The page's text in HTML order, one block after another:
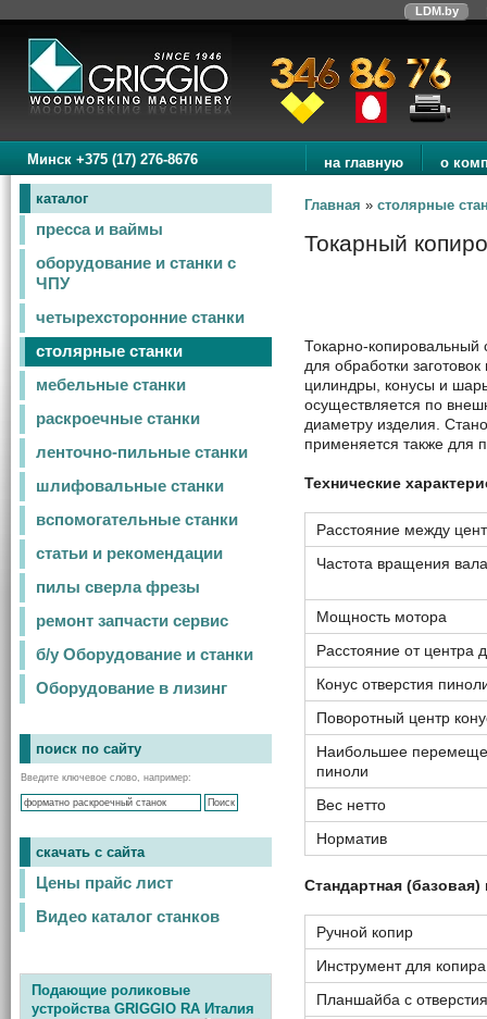
LDM.by
Минск +375 (17) 276-8676 на главную о
каталог
пресса и ваймы
оборудование и станки с
ЧПУ
четырехсторонние станки
столярные станки
мебельные станки
раскроечные станки
ленточно-пильные станки
шлифовальные станки
вспомогательные станки
статьи и рекомендации
пилы сверла фрезы
ремонт запчасти сервис
б/у Оборудование и станки
Оборудование в лизинг
поиск по сайту
Введите ключевое слово, например:
скачать с сайта
Цены прайс лист
Видео каталог станков
Подающие роликовые
устройства GRIGGIO RA Италия
Главная » столярные
Токарный
Токарно-копировальный
для обработки
цилиндры, конусы и
осуществляется по
диаметру изделия.
применяется также для
Технические
Расстояние между
Частота вращения вала
Мощность мотора
Расстояние от центра
Конус отверстия
Поворотный центр
Наибольшее
пиноли
Вес нетто
Норматив
Стандартная (базовая)
Ручной копир
Инструмент для копира
Планшайба с